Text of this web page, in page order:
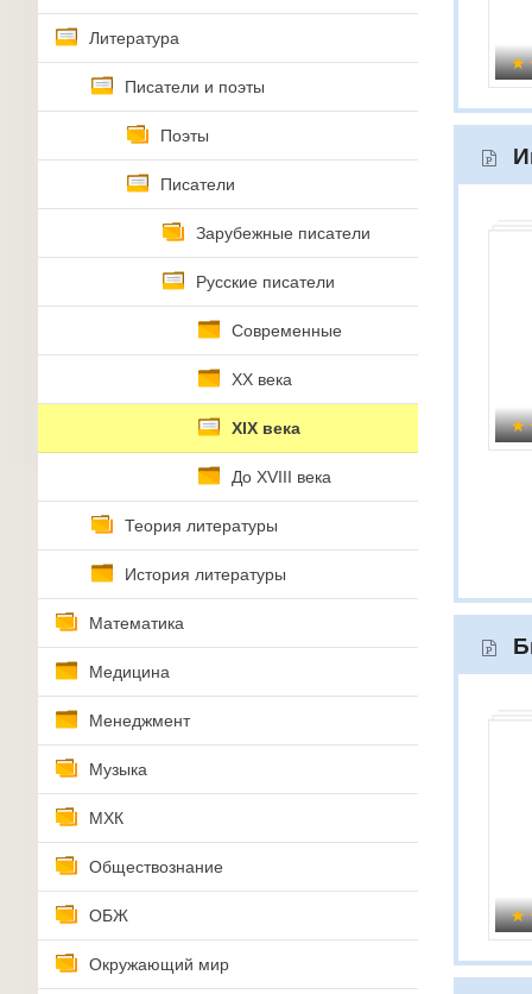
Литература
Писатели и поэты
Поэты
Писатели
Зарубежные писатели
Русские писатели
Современные
XX века
XIX века
До XVIII века
Теория литературы
История литературы
Математика
Медицина
Менеджмент
Музыка
МХК
Обществознание
ОБЖ
Окружающий мир